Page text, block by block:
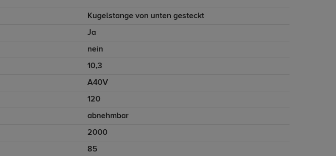
Kugelstange von unten gesteckt
Ja
nein
10,3
A40V
120
abnehmbar
2000
85